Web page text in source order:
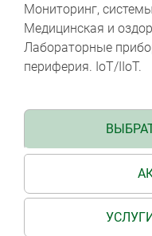
Мониторинг,
Медицинская и
Лабораторные
периферия. IoT/IIoT.